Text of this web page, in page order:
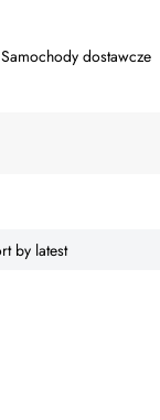
Samochody dostawcze